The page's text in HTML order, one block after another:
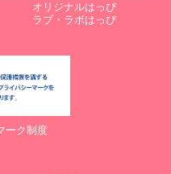
オリジナルはっぴ
ラブ・ラボはっぴ
ーク制度